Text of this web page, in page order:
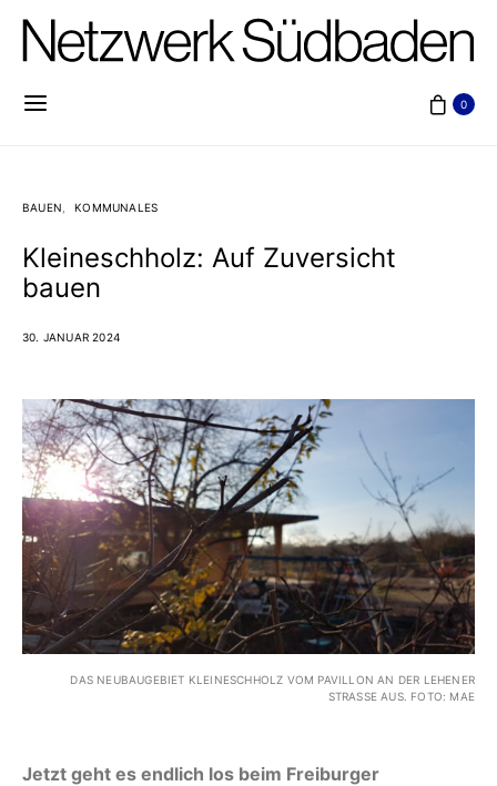
0
BAUEN KOMMUNALES
Kleineschholz: Auf Zuversicht
bauen
30. JANUAR 2024
DAS NEUBAUGEBIET KLEINESCHHOLZ VOM PAVILLON AN DER LEHENER
STRASSE AUS. FOTO: MAE
Jetzt geht es endlich los beim Freiburger